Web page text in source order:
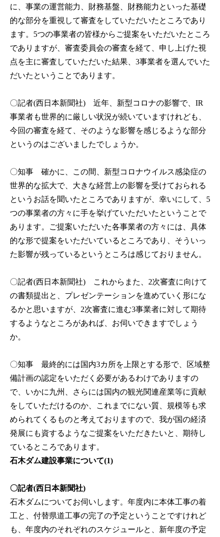
に、事業の運営能力、財務基盤、財務能力といった基礎
的な部分を重視して審査をしていただいたところであり
ます。5つの事業者の皆様からご提案をいただいたところ
でありますが、審査委員会の審査を経て、申し上げた視
点を主に審査していただいた結果、3事業者を選んでいた
だいたということであります。
〇記者(西日本新聞社) 近年、新型コロナの影響で、IR
事業者も世界的に厳しい状況が続いていますけれども、
今回の審査を経て、そのような影響を感じるような部分
というのはございましたでしょうか。
〇知事 確かに、この間、新型コロナウイルス感染症の
世界的な拡大で、大きな経営上の影響を受けておられる
というお話を聞いたところでありますが、幸いにして、5
つの事業者の方々に手を挙げていただいたということで
あります。ご提案いただいた各事業者の方々には、具体
的な形で提案をいただいているところであり、そういっ
た影響が残っているというところは感じておりません。
〇記者(西日本新聞社) これからまた、2次審査に向けて
の書類提出と、プレゼンテーションを進めていく形にな
るかと思いますが、2次審査に進む3事業者に対して期待
するようなところがあれば、お伺いできますでしょう
か。
〇知事 最終的には国内3カ所を上限とする形で、区域整
備計画の認定をいただく必要があるわけでありますの
で、いかに九州、さらには国内の観光関連産業等に貢献
をしていただけるのか、これまでにない質、規模等も求
められてくるものと考えておりますので、我が国の経済
発展にも資するようなご提案をいただきたいと、期待し
ているところであります。
石木ダム建設事業について(1)
〇記者(西日本新聞社)
石木ダムについてお伺いします。年度内に本体工事の着
工と、付替県道工事の完了の予定ということですけれど
も、年度内のそれぞれのスケジュールと、新年度の予定